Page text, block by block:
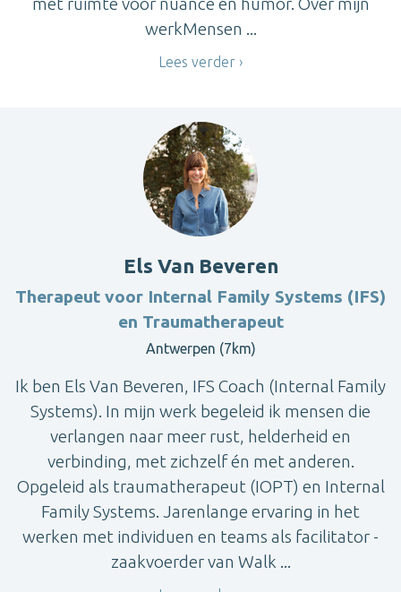
werkMensen ...
Lees verder
Els Van Beveren
Therapeut voor Internal Family Systems (IFS)
en Traumatherapeut
Antwerpen (7km)
Ik ben Els Van Beveren, IFS Coach (Internal Family
Systems). In mijn werk begeleid ik mensen die
verlangen naar meer rust, helderheid en
verbinding, met zichzelf én met anderen.
Opgeleid als traumatherapeut (IOPT) en Internal
Family Systems. Jarenlange ervaring in het
werken met individuen en teams als facilitator -
zaakvoerder van Walk ...